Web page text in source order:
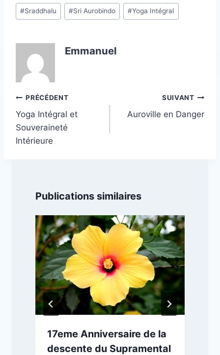
Étiquettes
de
publication :
#Sraddhalu #Sri Aurobindo #Yoga Intégral
Emmanuel
Navigation
de
l’article
PRÉCÉDENT
Yoga Intégral et
Souveraineté
Intérieure
SUIVANT
Auroville en Danger
Publications similaires
17eme Anniversaire de la
descente du Supramental